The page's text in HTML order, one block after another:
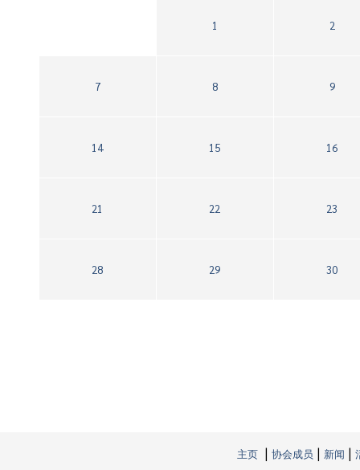
1 2
7 8 9
14 15 16
21 22 23
28 29 30
主页 | 协会成员 | 新闻 |